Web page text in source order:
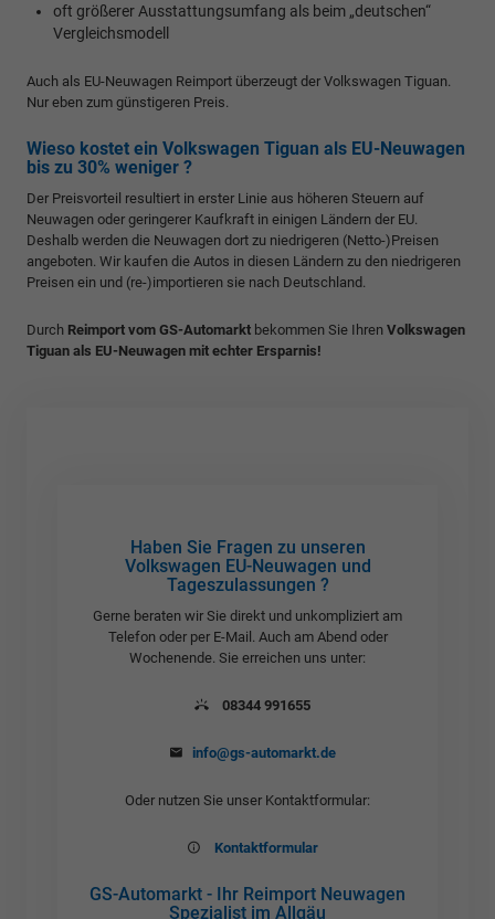
oft größerer Ausstattungsumfang als beim „deutschen“
Vergleichsmodell
Auch als EU-Neuwagen Reimport überzeugt der Volkswagen Tiguan.
Nur eben zum günstigeren Preis.
Wieso kostet ein Volkswagen Tiguan als EU-Neuwagen
bis zu 30% weniger ?
Der Preisvorteil resultiert in erster Linie aus höheren Steuern auf
Neuwagen oder geringerer Kaufkraft in einigen Ländern der EU.
Deshalb werden die Neuwagen dort zu niedrigeren (Netto-)Preisen
angeboten. Wir kaufen die Autos in diesen Ländern zu den niedrigeren
Preisen ein und (re-)importieren sie nach Deutschland.
Durch Reimport vom GS-Automarkt bekommen Sie Ihren Volkswagen
Tiguan als EU-Neuwagen mit echter Ersparnis!
Haben Sie Fragen zu unseren
Volkswagen EU-Neuwagen und
Tageszulassungen ?
Gerne beraten wir Sie direkt und unkompliziert am
Telefon oder per E-Mail. Auch am Abend oder
Wochenende. Sie erreichen uns unter:
08344 991655
info@gs-automarkt.de
Oder nutzen Sie unser Kontaktformular:
Kontaktformular
GS-Automarkt - Ihr Reimport Neuwagen
Spezialist im Allgäu